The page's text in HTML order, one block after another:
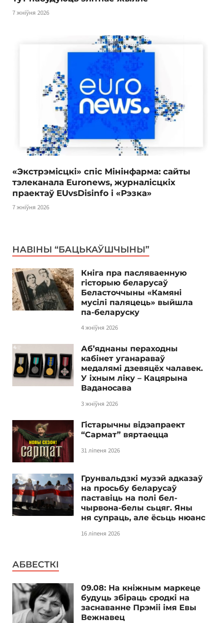
7 жніўня 2026
«Экстрэмісцкі» спіс Мінінфарма: сайты
тэлеканала Euronews, журналісцкіх
праектаў EUvsDisinfo і «Рэзка»
7 жніўня 2026
НАВІНЫ “БАЦЬКАЎШЧЫНЫ”
Кніга пра пасляваенную
гісторыю беларусаў
Беласточчыны «Камяні
мусілі паляцець» выйшла
па-беларуску
4 жніўня 2026
Аб’яднаны пераходны
кабінет уганараваў
медалямі дзевяцёх чалавек.
У іхным ліку – Кацярына
Ваданосава
3 жніўня 2026
Гістарычны відэапраект
“Сармат” вяртаецца
31 ліпеня 2026
Грунвальдзкі музэй адказаў
на просьбу беларусаў
паставіць на полі бел-
чырвона-белы сьцяг. Яны
ня супраць, але ёсьць нюанс
16 ліпеня 2026
АБВЕСТКІ
09.08: На кніжным маркеце
будуць збіраць сродкі на
заснаванне Прэміі імя Евы
Вежнавец